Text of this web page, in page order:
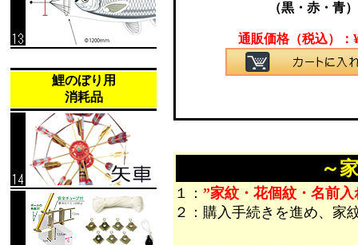
鯉のぼり用
消耗品
（黒・赤・青）
通販価格（税込）：
～
１： ”家紋・花個紋・名前入
２：購入手続きを進め、家